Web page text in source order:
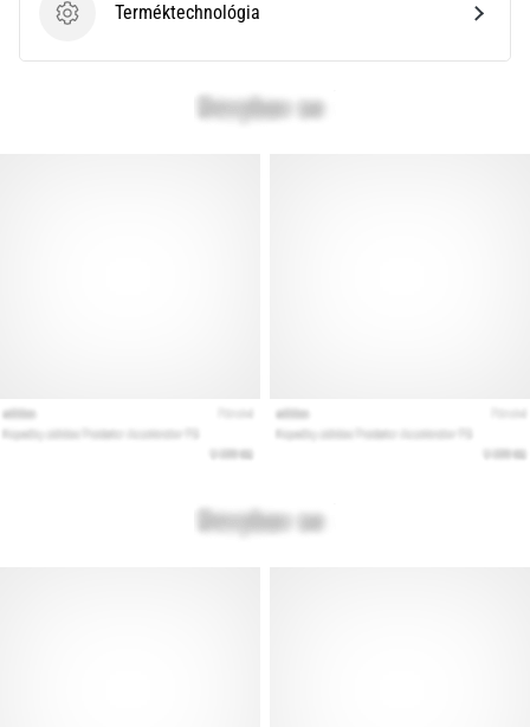
Terméktechnológia
Terméktechnológia